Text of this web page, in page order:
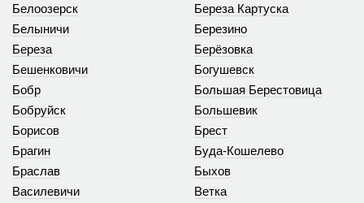
Белоозерск
Белыничи
Береза
Береза Картуска
Березино
Берёзовка
Бешенковичи
Бобр
Бобруйск
Богушевск
Большая Берестовица
Большевик
Борисов
Брагин
Браслав
Брест
Буда-Кошелево
Быхов
Василевичи
Ветка